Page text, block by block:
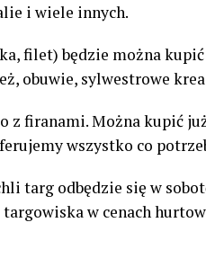
i wiele innych.
filet) będzie można
obuwie, sylwestrowe
z firanami. Można kupić
wszystko co
targ odbędzie się w
w cenach